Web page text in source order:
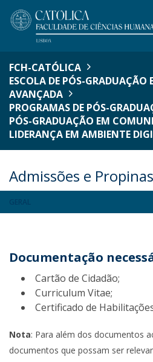
FCH-CATÓLICA
ESCOLA DE PÓS-GRADUAÇÃO
AVANÇADA
PROGRAMAS DE PÓS-
PÓS-GRADUAÇÃO EM
LIDERANÇA EM AMBIENTE
Admissões e Propinas
Documentação
Cartão de Cidadão;
Curriculum Vitae;
Certificado de
Nota: Para além dos documentos
documentos que possam ser